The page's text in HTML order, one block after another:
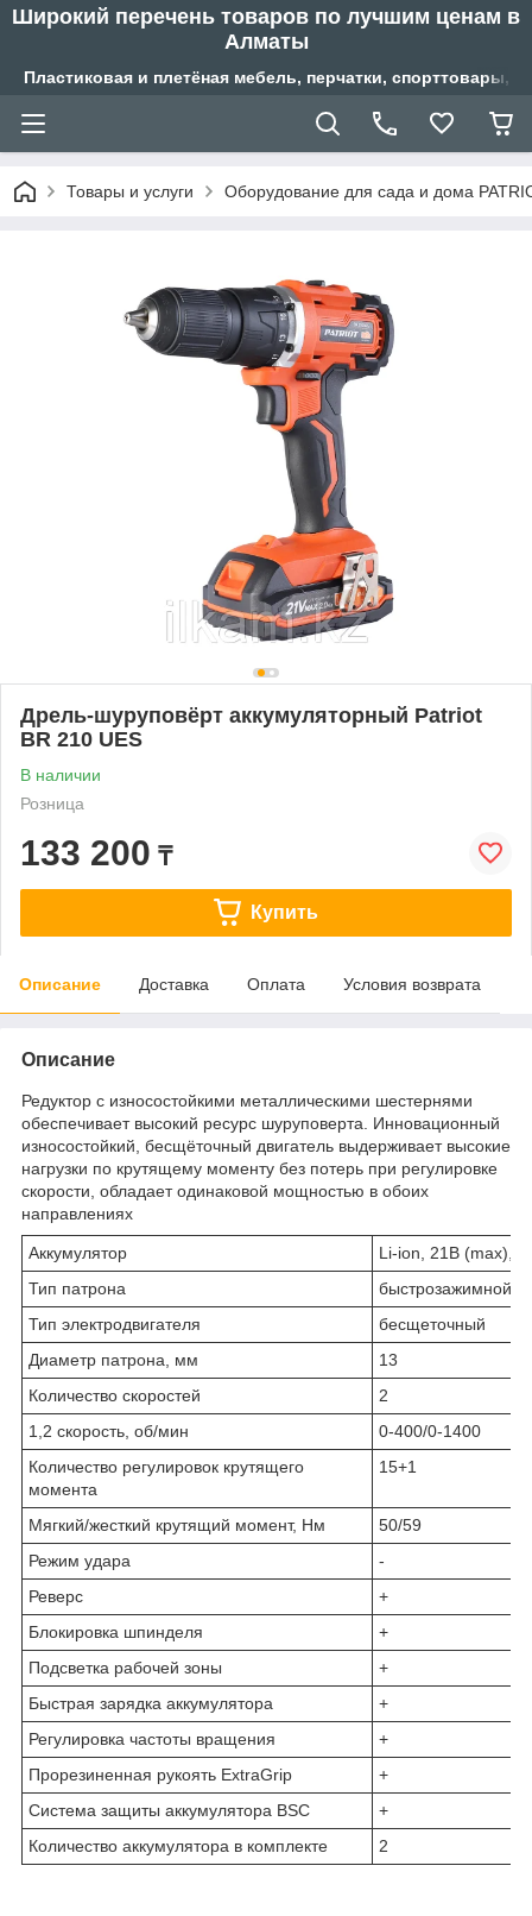
Широкий перечень товаров по лучшим ценам в
Алматы
Пластиковая и плетёная мебель, перчатки,
Товары и услуги Оборудование для сада и дома
Дрель-шуруповёрт аккумуляторный Patriot
BR 210 UES
В наличии
Розница
133 200 ₸
Купить
Описание Доставка Оплата Условия возврата
Описание
Редуктор с износостойкими металлическими шестернями
обеспечивает высокий ресурс шуруповерта. Инновационный
износостойкий, бесщёточный двигатель выдерживает высокие
нагрузки по крутящему моменту без потерь при регулировке
скорости, обладает одинаковой мощностью в обоих
направлениях
Аккумулятор
Li-ion, 21B (max),
Тип патрона
быстрозажимной
Тип электродвигателя
бесщеточный
Диаметр патрона, мм
13
Количество скоростей
2
1,2 скорость, об/мин
0-400/0-1400
Количество регулировок крутящего
момента
15+1
Мягкий/жесткий крутящий момент, Нм
50/59
Режим удара
-
Реверс
+
Блокировка шпинделя
+
Подсветка рабочей зоны
+
Быстрая зарядка аккумулятора
+
Регулировка частоты вращения
+
Прорезиненная рукоять ExtraGrip
+
Система защиты аккумулятора BSC
+
Количество аккумулятора в комплекте
2